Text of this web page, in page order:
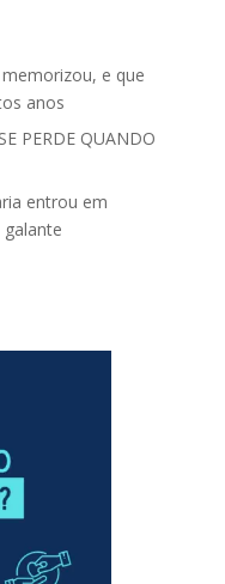
e que
anos
PERDE QUANDO
entrou em